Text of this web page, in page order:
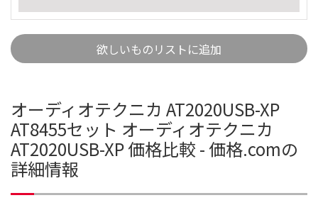
欲しいものリストに追加
オーディオテクニカ AT2020USB-XP
AT8455セット オーディオテクニカ
AT2020USB-XP 価格比較 - 価格.comの
詳細情報